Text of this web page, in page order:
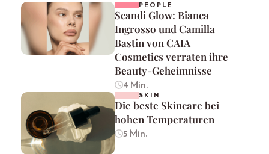
PEOPLE
Scandi Glow: Bianca
Ingrosso und Camilla
Bastin von CAIA
Cosmetics verraten ihre
Beauty-Geheimnisse
4 Min.
SKIN
Die beste Skincare bei
hohen Temperaturen
5 Min.